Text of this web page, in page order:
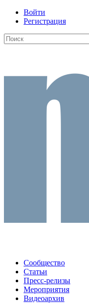
Войти
Регистрация
Сообщество
Статьи
Пресс-релизы
Мероприятия
Видеоархив